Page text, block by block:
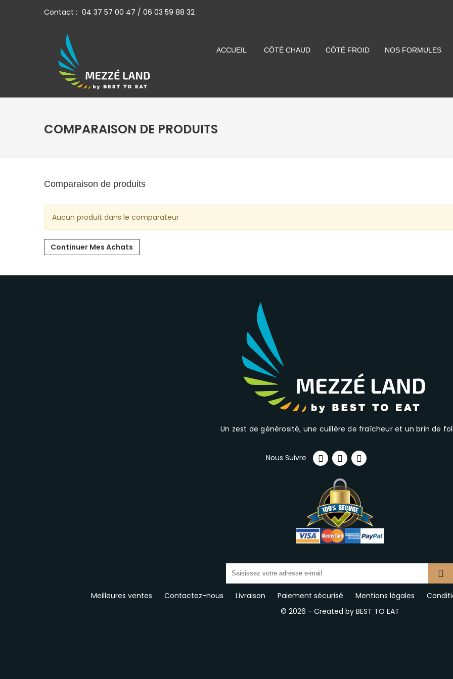
Contact : 04 37 57 00 47 / 06 03 59 88 32
ACCUEIL CÔTÉ CHAUD CÔTÉ FROID NOS FORMULES
COMPARAISON DE PRODUITS
Comparaison de produits
Aucun produit dans le comparateur
Continuer Mes Achats
Un zest de générosité, une cuillère de fraîcheur et un brin de
Nous Suivre
Meilleures ventes Contactez-nous Livraison Paiement sécurisé Mentions légales
© 2026 - Created by BEST TO EAT